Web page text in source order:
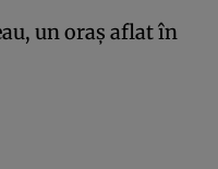
un oraş aflat în